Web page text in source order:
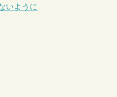
いように